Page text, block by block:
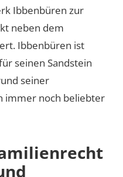
Ibbenbüren zur
neben dem
Ibbenbüren ist
seinen Sandstein
seiner
immer noch beliebter